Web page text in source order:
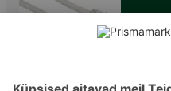
IT tarvikud